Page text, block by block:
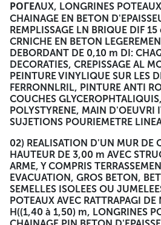
ΡΟΓΕΛUX, LONGRINES
CHAINAGE EN BETON
REMPLISSAGE LN BRIQUE DIF
CRNICHE EN BETON
DEBORDANT DE 0,10 m DI:
DECORATIES, CREPISSAGE AL
PEINTURE VINYLIQUE SUR LES
FERRONNLRIL, PINTURE ANTI
COUCHES
POLYSTYRENE, MAIN D'OEUVRI
SUJETIONS POURIEMETRE
02) REALISATION D'UN MUR DE
HAUTEUR DE 3,00 m AVEC
ARME, Y COMPRIS
EVACUATION, GROS BETON,
SEMELLES ISOLEES OU
POTEAUX AVEC RATTRAPAGI
H((1,40 à 1,50) m, LONGRINES